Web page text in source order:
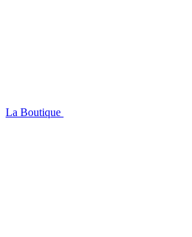
La Boutique